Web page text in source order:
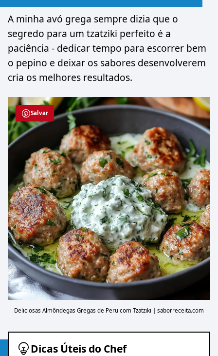
A minha avó grega sempre dizia que o
segredo para um tzatziki perfeito é a
paciência - dedicar tempo para escorrer bem
o pepino e deixar os sabores desenvolverem
cria os melhores resultados.
Salvar
Deliciosas Almôndegas Gregas de Peru com Tzatziki | saborreceita.com
Dicas Úteis do Chef